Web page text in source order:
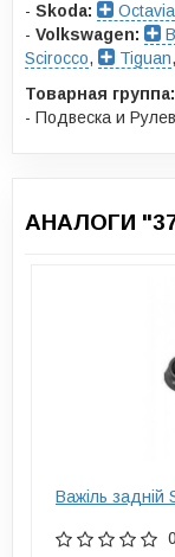
- Skoda: Octavia
- Volkswagen:
Scirocco, Tiguan,
Товарная группа:
- Подвеска и
АНАЛОГИ
Важіль